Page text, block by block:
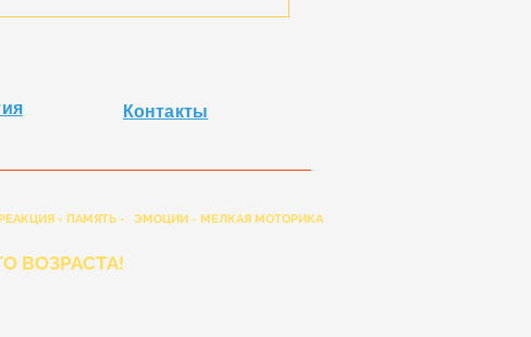
Контакты
- ПАМЯТЬ - ЭМОЦИИ - МЕЛКАЯ МОТОРИКА
ВОЗРАСТА!